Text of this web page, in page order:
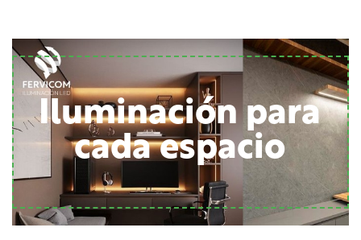
Iluminación para
cada espacio